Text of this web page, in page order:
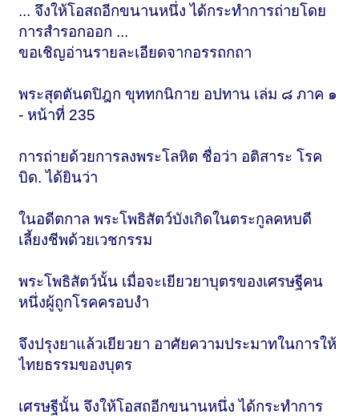
... จึงให้โอสถอีกขนานหนึ่ง ได้กระทำการถ่ายโดย
การสำรอกออก ...
ขอเชิญอ่านรายละเอียดจากอรรถกถา
พระสุตตันตปิฎก ขุททกนิกาย อปทาน เล่ม ๘ ภาค ๑
- หน้าที่ 235
การถ่ายด้วยการลงพระโลหิต ชื่อว่า อติสาระ โรค
บิด. ได้ยินว่า
ในอดีตกาล พระโพธิสัตว์บังเกิดในตระกูลคหบดี
เลี้ยงชีพด้วยเวชกรรม
พระโพธิสัตว์นั้น เมื่อจะเยียวยาบุตรของเศรษฐีคน
หนึ่งผู้ถูกโรคครอบงำ
จึงปรุงยาแล้วเยียวยา อาศัยความประมาทในการให้
ไทยธรรมของบุตร
เศรษฐีนั้น จึงให้โอสถอีกขนานหนึ่ง ได้กระทำการ